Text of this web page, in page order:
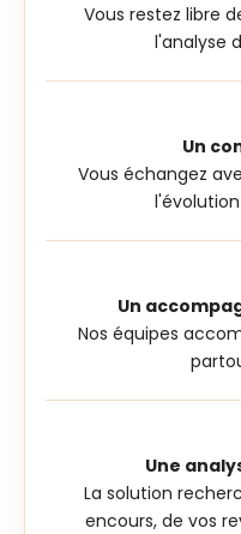
Vous restez libre
l'analyse
Un
Vous échangez
Un
Nos équipes
Une
La solution
encours, de vos